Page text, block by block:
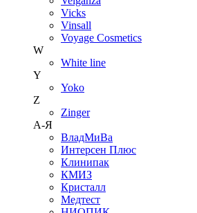
Vicks
Vinsall
Voyage Cosmetics
W
White line
Y
Yoko
Z
Zinger
А-Я
ВладМиВа
Интерсен Плюс
Клинипак
КМИЗ
Кристалл
Медтест